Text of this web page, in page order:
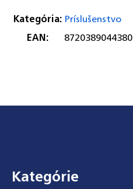
Kategória: Príslušenstvo
EAN: 8720389044380
Zápätie
Kategórie